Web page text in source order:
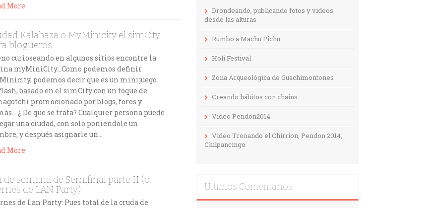
More
Kalabaza o MyMinicity el simCity
blogueros
curioseando en algunos sitios encontre la
myMiniCity…Como podemos definir
podemos decir que es un minijuego
basado en el simCity con un toque de
promocionado por blogs, foros y
¿ De que se trata? Cualquier persona puede
una ciudad, con solo poniendole un
y después asignarle un…
More
de semana de Semifinal parte II (o
de LAN Party)
de Lan Party: Pues total de la cruda de
Drondeando, publicando fotos y videos
desde las alturas
Rumbo a Machu Pichu
Holi Festival
Zona Arqueológica de Guachimontones
Creando hábitos con chains
Video Pendon2014
Video Tronando el Chirrion, Pendon 2014,
Chilpancingo
Ultimos Comentarios